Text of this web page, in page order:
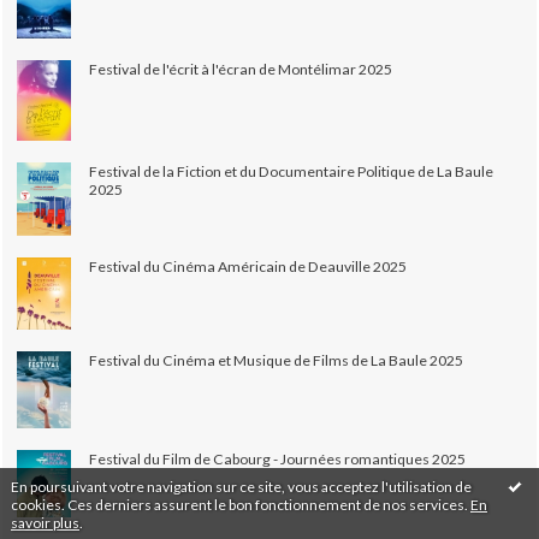
En poursuivant votre navigation sur ce site, vous acceptez l'utilisation de
cookies. Ces derniers assurent le bon fonctionnement de nos services. En
savoir plus
Festival de l'écrit à l'écran de Montélimar 2025
Festival de la Fiction et du Documentaire Politique de La Baule
2025
Festival du Cinéma Américain de Deauville 2025
Festival du Cinéma et Musique de Films de La Baule 2025
Festival du Film de Cabourg - Journées romantiques 2025